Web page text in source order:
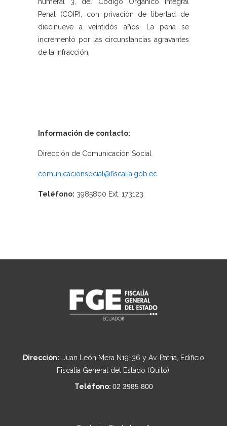
numeral 3, del Código Orgánico Integral
Penal (COIP), con privación de libertad de
diecinueve a veintidós años. La pena se
incrementó por las circunstancias agravantes
de la infracción.
Información de contacto:
Dirección de Comunicación Social
comunicacionsocial@fiscalia.gob.ec
Teléfono: 3985800 Ext. 173123
Dirección: Juan León Mera N19-36 y Av. Patria, Edificio
Fiscalía General del Estado (Quito).
Teléfono: 02 3985 800